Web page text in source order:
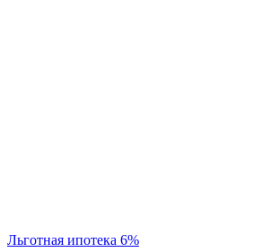
Льготная ипотека 6%